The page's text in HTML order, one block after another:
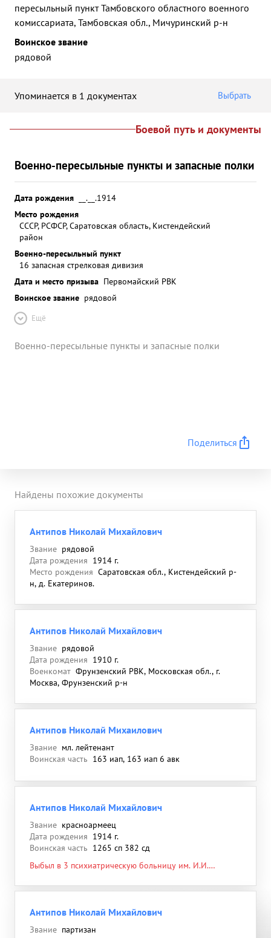
пересыльный пункт Тамбовского областного военного
комиссариата, Тамбовская обл., Мичуринский р-н
Воинское звание
рядовой
Упоминается в 1 документах Выбрать
Боевой путь и документы
Военно-пересыльные пункты и запасные полки
Дата рождения
__.__.1914
Место рождения
СССР, РСФСР, Саратовская область, Кистендейский
район
Военно-пересыльный пункт
16 запасная стрелковая дивизия
Дата и место призыва Первомайский РВК
Воинское звание рядовой
Ещё
Военно-пересыльные пункты и запасные полки
Поделиться
Найдены похожие документы
Антипов Николай Михайлович
Звание рядовой
Дата рождения 1914 г.
Место рождения Саратовская обл., Кистендейский р-
н, д. Екатеринов.
Антипов Николай Михайлович
Звание рядовой
Дата рождения 1910 г.
Военкомат Фрунзенский РВК, Московская обл., г.
Москва, Фрунзенский р-н
Антипов Николай Михаилович
Звание мл. лейтенант
Воинская часть 163 иап, 163 иап 6 авк
Антипов Николай Михайлович
Звание красноармеец
Дата рождения 1914 г.
Воинская часть 1265 сп 382 сд
Выбыл в 3 психиатрическую больницу им. И.И.
Антипов Николай Михайлович
Звание партизан